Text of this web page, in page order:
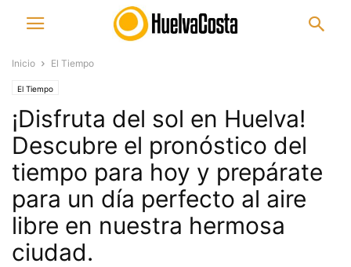
Inicio El Tiempo
El Tiempo
¡Disfruta del sol en Huelva!
Descubre el pronóstico del
tiempo para hoy y prepárate
para un día perfecto al aire
libre en nuestra hermosa
ciudad.